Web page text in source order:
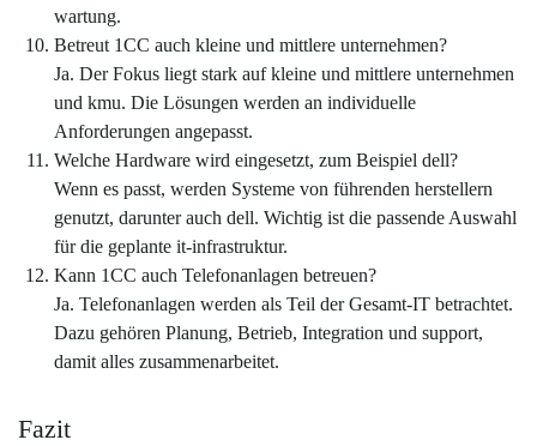
wartung.
Betreut 1CC auch kleine und mittlere unternehmen?
Ja. Der Fokus liegt stark auf kleine und mittlere unternehmen
und kmu. Die Lösungen werden an individuelle
Anforderungen angepasst.
Welche Hardware wird eingesetzt, zum Beispiel dell?
Wenn es passt, werden Systeme von führenden herstellern
genutzt, darunter auch dell. Wichtig ist die passende Auswahl
für die geplante it-infrastruktur.
Kann 1CC auch Telefonanlagen betreuen?
Ja. Telefonanlagen werden als Teil der Gesamt-IT betrachtet.
Dazu gehören Planung, Betrieb, Integration und support,
damit alles zusammenarbeitet.
Fazit